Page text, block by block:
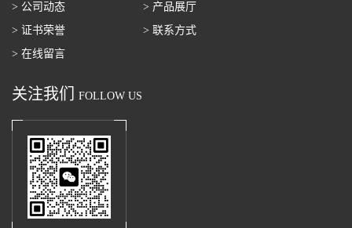
> 公司动态
> 产品展厅
> 证书荣誉
> 联系方式
> 在线留言
关注我们 FOLLOW US